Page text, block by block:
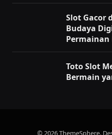
Slot Gacor
Budaya
Permainan
Toto Slot
Bermain
© 2026 ThemeSphere.